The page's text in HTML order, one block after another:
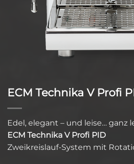
ECM Technika V Profi
Edel, elegant – und leise… ganz
ECM Technika V Profi PID
Zweikreislauf-System mit